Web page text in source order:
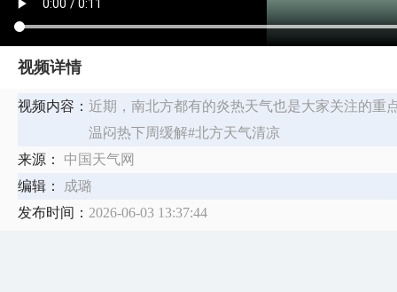
视频详情
视频内容： 近期，南北方都有的炎热天气也是大家关注的重
温闷热下周缓解#北方天气清凉
来源：
中国天气网
编辑：
成璐
发布时间： 2026-06-03 13:37:44